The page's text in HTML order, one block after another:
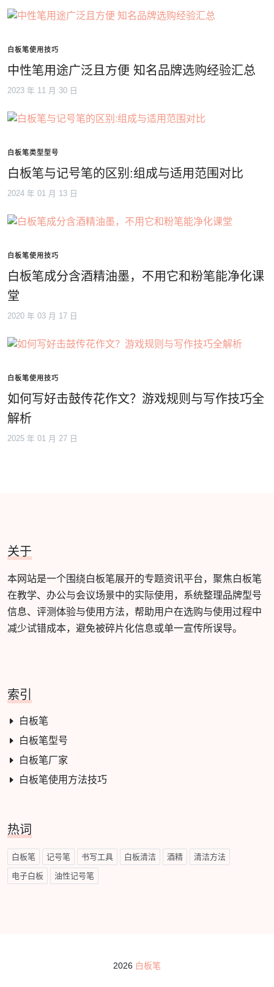
白板笔使用技巧
中性笔用途广泛且方便 知名品牌选购经验汇总
2023 年 11 月 30 日
白板笔类型型号
白板笔与记号笔的区别:组成与适用范围对比
2024 年 01 月 13 日
白板笔使用技巧
白板笔成分含酒精油墨，不用它和粉笔能净化课
堂
2020 年 03 月 17 日
白板笔使用技巧
如何写好击鼓传花作文？游戏规则与写作技巧全
解析
2025 年 01 月 27 日
关于
本网站是一个围绕白板笔展开的专题资讯平台，聚焦白板笔
在教学、办公与会议场景中的实际使用，系统整理品牌型号
信息、评测体验与使用方法，帮助用户在选购与使用过程中
减少试错成本，避免被碎片化信息或单一宣传所误导。
索引
白板笔
白板笔型号
白板笔厂家
白板笔使用方法技巧
热词
白板笔 记号笔 书写工具 白板清洁 酒精 清洁方法
电子白板 油性记号笔
2026 白板笔